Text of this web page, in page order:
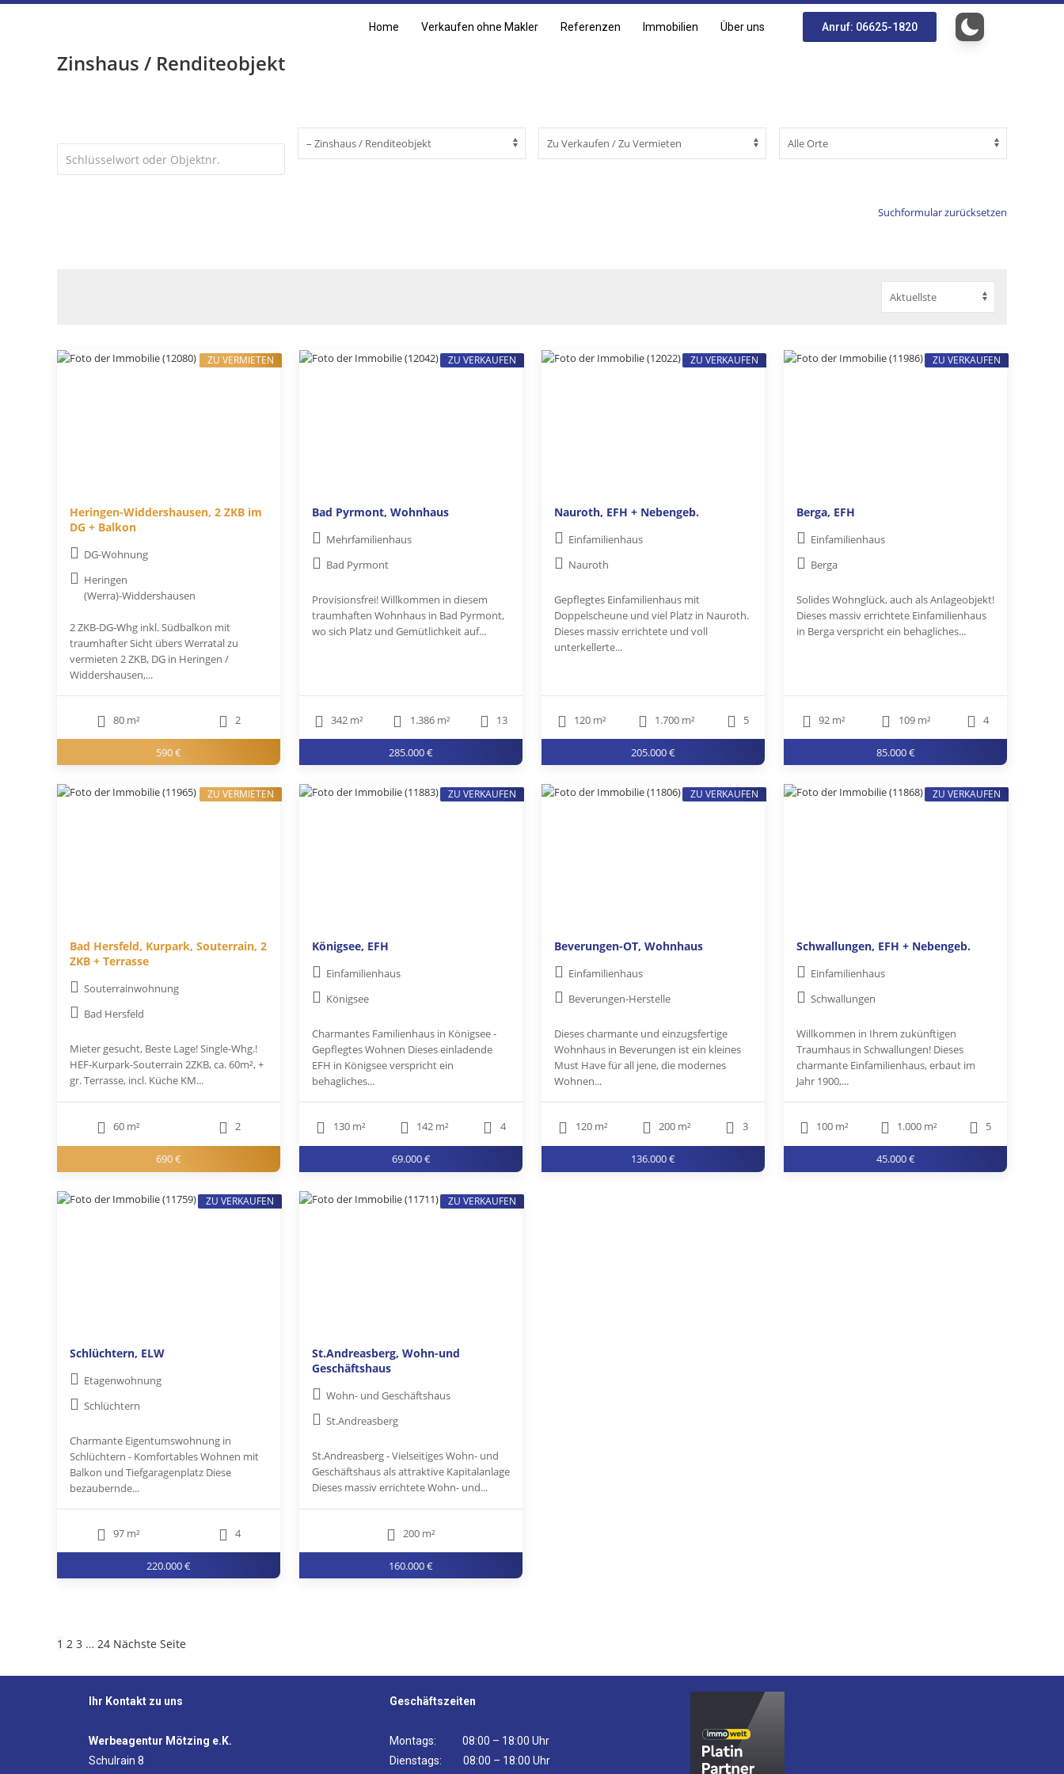
Home Verkaufen ohne Makler Referenzen Immobilien Über uns Anruf: 06625-1820
Zinshaus / Renditeobjekt
Suchformular zurücksetzen
Heringen-Widdershausen, 2 ZKB im
DG + Balkon
DG-Wohnung
Heringen
(Werra)-Widdershausen
2 ZKB-DG-Whg inkl. Südbalkon mit
traumhafter Sicht übers Werratal zu
vermieten 2 ZKB, DG in Heringen /
Widdershausen,...
80 m² 2
590 €
ZU VERMIETEN
Bad Pyrmont, Wohnhaus
Mehrfamilienhaus
Bad Pyrmont
Provisionsfrei! Willkommen in diesem
traumhaften Wohnhaus in Bad Pyrmont,
wo sich Platz und Gemütlichkeit auf...
342 m² 1.386 m² 13
285.000 €
ZU VERKAUFEN
Nauroth, EFH + Nebengeb.
Einfamilienhaus
Nauroth
Gepflegtes Einfamilienhaus mit
Doppelscheune und viel Platz in Nauroth.
Dieses massiv errichtete und voll
unterkellerte...
120 m² 1.700 m² 5
205.000 €
ZU VERKAUFEN
Berga, EFH
Einfamilienhaus
Berga
Solides Wohnglück, auch als Anlageobjekt!
Dieses massiv errichtete Einfamilienhaus
in Berga verspricht ein behagliches...
92 m² 109 m² 4
85.000 €
ZU VERKAUFEN
Bad Hersfeld, Kurpark, Souterrain, 2
ZKB + Terrasse
Souterrainwohnung
Bad Hersfeld
Mieter gesucht, Beste Lage! Single-Whg.!
HEF-Kurpark-Souterrain 2ZKB, ca. 60m², +
gr. Terrasse, incl. Küche KM...
60 m² 2
690 €
ZU VERMIETEN
Königsee, EFH
Einfamilienhaus
Königsee
Charmantes Familienhaus in Königsee -
Gepflegtes Wohnen Dieses einladende
EFH in Königsee verspricht ein
behagliches...
130 m² 142 m² 4
69.000 €
ZU VERKAUFEN
Beverungen-OT, Wohnhaus
Einfamilienhaus
Beverungen-Herstelle
Dieses charmante und einzugsfertige
Wohnhaus in Beverungen ist ein kleines
Must Have für all jene, die modernes
Wohnen...
120 m² 200 m² 3
136.000 €
ZU VERKAUFEN
Schwallungen, EFH + Nebengeb.
Einfamilienhaus
Schwallungen
Willkommen in Ihrem zukünftigen
Traumhaus in Schwallungen! Dieses
charmante Einfamilienhaus, erbaut im
Jahr 1900,...
100 m² 1.000 m² 5
45.000 €
ZU VERKAUFEN
Schlüchtern, ELW
Etagenwohnung
Schlüchtern
Charmante Eigentumswohnung in
Schlüchtern - Komfortables Wohnen mit
Balkon und Tiefgaragenplatz Diese
bezaubernde...
97 m² 4
220.000 €
ZU VERKAUFEN
St.Andreasberg, Wohn-und
Geschäftshaus
Wohn- und Geschäftshaus
St.Andreasberg
St.Andreasberg - Vielseitiges Wohn- und
Geschäftshaus als attraktive Kapitalanlage
Dieses massiv errichtete Wohn- und...
200 m²
160.000 €
ZU VERKAUFEN
1 2 3 … 24 Nächste Seite
Ihr Kontakt zu uns
Werbeagentur Mötzing e.K.
Schulrain 8
Geschäftszeiten
Montags: 08:00 – 18:00 Uhr
Dienstags: 08:00 – 18:00 Uhr